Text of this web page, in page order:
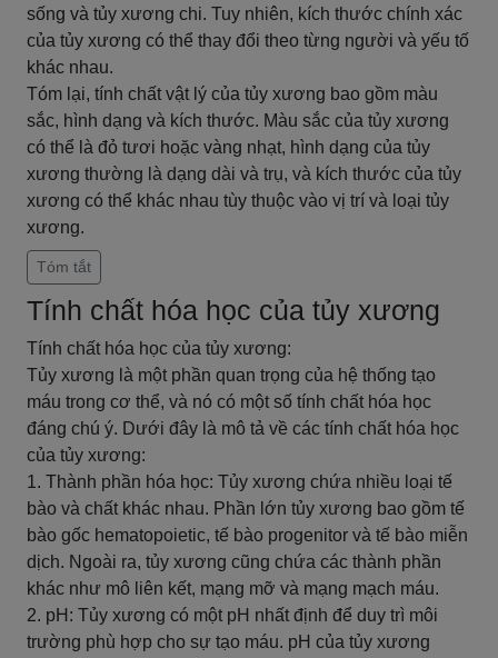
sống và tủy xương chi. Tuy nhiên, kích thước chính xác
của tủy xương có thể thay đổi theo từng người và yếu tố
khác nhau.
Tóm lại, tính chất vật lý của tủy xương bao gồm màu
sắc, hình dạng và kích thước. Màu sắc của tủy xương
có thể là đỏ tươi hoặc vàng nhạt, hình dạng của tủy
xương thường là dạng dài và trụ, và kích thước của tủy
xương có thể khác nhau tùy thuộc vào vị trí và loại tủy
xương.
Tóm tắt
Tính chất hóa học của tủy xương
Tính chất hóa học của tủy xương:
Tủy xương là một phần quan trọng của hệ thống tạo
máu trong cơ thể, và nó có một số tính chất hóa học
đáng chú ý. Dưới đây là mô tả về các tính chất hóa học
của tủy xương:
1. Thành phần hóa học: Tủy xương chứa nhiều loại tế
bào và chất khác nhau. Phần lớn tủy xương bao gồm tế
bào gốc hematopoietic, tế bào progenitor và tế bào miễn
dịch. Ngoài ra, tủy xương cũng chứa các thành phần
khác như mô liên kết, mạng mỡ và mạng mạch máu.
2. pH: Tủy xương có một pH nhất định để duy trì môi
trường phù hợp cho sự tạo máu. pH của tủy xương